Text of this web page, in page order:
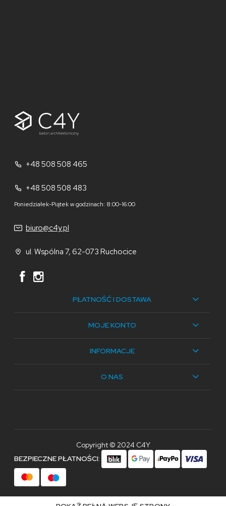
+48 508 508 465
+48 508 508 483
Poniedziałek-Piątek w godzinach: 8:00-16:00
biuro@c4y.pl
ul. Wspólna 7, 62-073 Ruchocice
PŁATNOŚĆ I DOSTAWA
MOJE KONTO
INFORMACJE
O NAS
Copyright © 2024 C4Y
BEZPIECZNE PŁATNOŚCI: